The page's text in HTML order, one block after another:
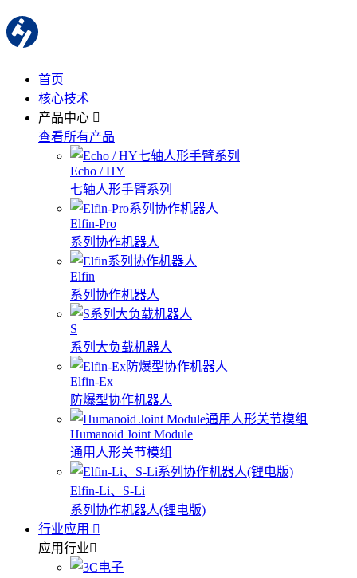
首页
核心技术
产品中心
查看所有产品
Echo / HY
七轴人形手臂系列
Elfin-Pro
系列协作机器人
Elfin
系列协作机器人
S
系列大负载机器人
Elfin-Ex
防爆型协作机器人
Humanoid Joint Module
通用人形关节模组
Elfin-Li、S-Li
系列协作机器人(锂电版)
行业应用
应用行业